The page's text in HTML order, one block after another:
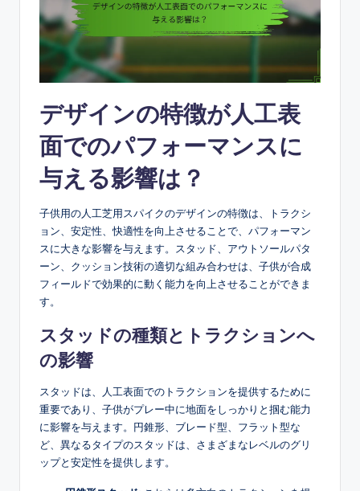
デザインの特徴が人工表
面でのパフォーマンスに
与える影響は？
子供用の人工芝用スパイクのデザインの特徴は、トラクシ
ョン、安定性、快適性を向上させることで、パフォーマン
スに大きな影響を与えます。スタッド、アウトソールパタ
ーン、クッション技術の適切な組み合わせは、子供が合成
フィールドで効果的に動く能力を向上させることができま
す。
スタッドの種類とトラクションへ
の影響
スタッドは、人工表面でのトラクションを提供するために
重要であり、子供がプレー中に地面をしっかりと掴む能力
に影響を与えます。円錐形、ブレード型、フラット型な
ど、異なるタイプのスタッドは、さまざまなレベルのグリ
ップと安定性を提供します。